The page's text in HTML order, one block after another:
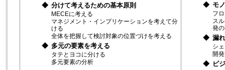
◆ 分けて考えるための基本原則
MECEに考える
マネジメント・インプリケーションを考えて分
ける
全体を把握して検討対象の位置づけを考える
◆ 多元の要素を考える
タテとヨコに分ける
多元要素の分析
◆ モ
フ
ス
発
◆ 漏
シ
開
◆ ビ